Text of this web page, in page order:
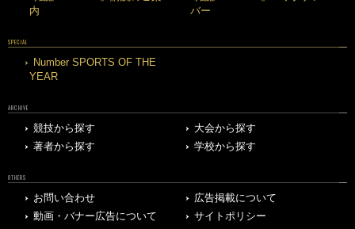
内
バー
SPECIAL
Number SPORTS OF THE
YEAR
ARCHIVE
競技から探す
大会から探す
著者から探す
学校から探す
OTHERS
お問い合わせ
広告掲載について
動画・バナー広告について
サイトポリシー